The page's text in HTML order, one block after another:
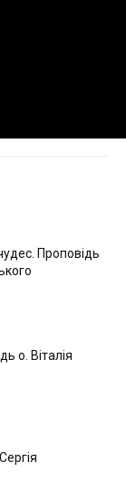
Проповідь
о. Віталія